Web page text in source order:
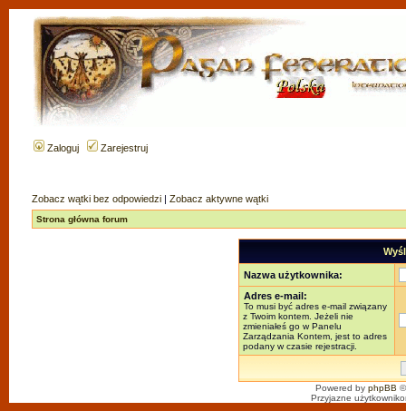
Zaloguj Zarejestruj
Zobacz wątki bez odpowiedzi | Zobacz aktywne wątki
Strona główna forum
Nazwa użytkownika:
Adres e-mail:
To musi być adres e-mail związany
z Twoim kontem. Jeżeli nie
zmieniałeś go w Panelu
Zarządzania Kontem, jest to adres
podany w czasie rejestracji.
Powered by phpBB
Przyjazne